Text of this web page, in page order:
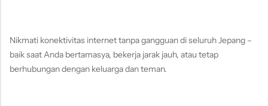
Nikmati konektivitas internet tanpa gangguan di seluruh Jepang –
baik saat Anda bertamasya, bekerja jarak jauh, atau tetap
berhubungan dengan keluarga dan teman.